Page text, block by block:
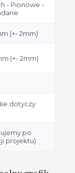
- Pionowe -
(+- 2mm)
(+- 2mm)
dotyczy
po
projektu)